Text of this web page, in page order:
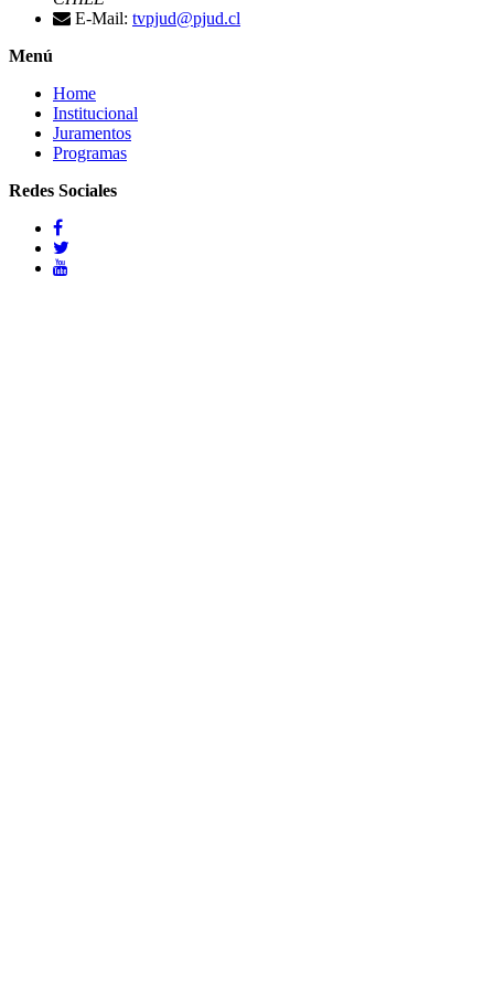
E-Mail: tvpjud@pjud.cl
Menú
Home
Institucional
Juramentos
Programas
Redes Sociales